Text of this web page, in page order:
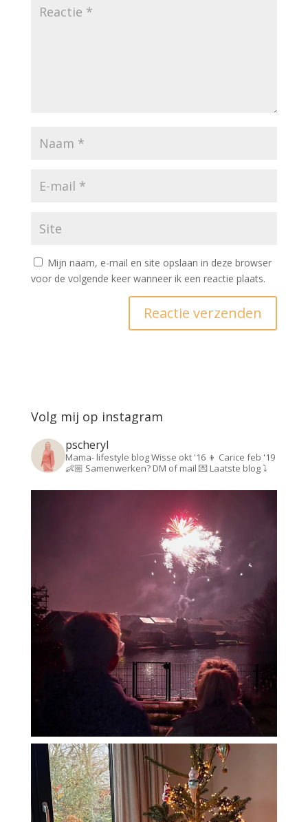
Mijn naam, e-mail en site opslaan in deze browser
voor de volgende keer wanneer ik een reactie plaats.
Volg mij op instagram
pscheryl
Mama- lifestyle blogWisse okt '16 👦 Carice feb '19
👶🏼 Samenwerken? DM of mail 💌Laatste blog ⤵️